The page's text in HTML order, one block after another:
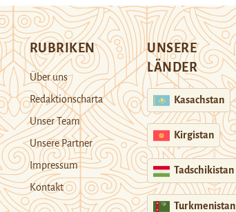
RUBRIKEN
Über uns
Redaktionscharta
Unser Team
Unsere Partner
Impressum
Kontakt
UNSERE
LÄNDER
Kasachstan
Kirgistan
Tadschikistan
Turkmenistan